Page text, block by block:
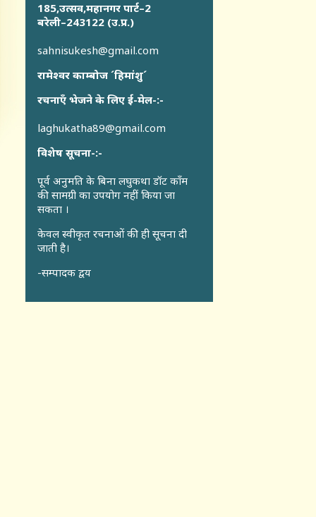
185,उत्सव,महानगर पार्ट–2
बरेली–243122 (उ.प्र.)
sahnisukesh@gmail.com
रामेश्वर काम्बोज ´हिमांशु´
रचनाएँ भेजने के लिए ई-मेल-:-
laghukatha89@gmail.com
विशेष सूचना-:-
पूर्व अनुमति के बिना लघुकथा डॉट कॉंम
की सामग्री का उपयोग नहीं किया जा
सकता ।
केवल स्वीकृत रचनाओं की ही सूचना दी
जाती है।
-सम्पादक द्वय